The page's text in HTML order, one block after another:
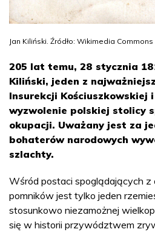
Jan Kiliński. Źródło: Wikimedia Commons
205 lat temu, 28 stycznia
Kiliński, jeden z
Insurekcji Kościuszkowskiej
wyzwolenie polskiej stolicy
okupacji. Uważany jest za
bohaterów narodowych
szlachty.
Wśród postaci spoglądających z
pomników jest tylko jeden
stosunkowo niezamożnej
się w historii przywództwem